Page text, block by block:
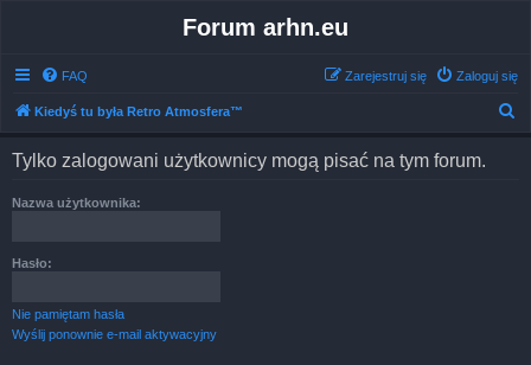
Forum arhn.eu
FAQ Zaloguj się
Zarejestruj się
Kiedyś tu była Retro Atmosfera™
Tylko zalogowani użytkownicy mogą pisać na tym forum.
Nazwa użytkownika:
Hasło:
Nie pamiętam hasła
Wyślij ponownie e-mail aktywacyjny